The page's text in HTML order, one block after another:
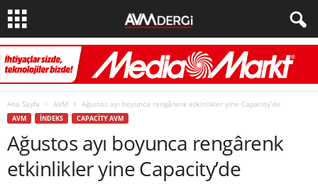
Ana Sayfa AVM Ağustos ayı boyunca rengârenk etkinlikler yine Capacity’de
AVM İNDEKS CAPACITY AVM
Ağustos ayı boyunca rengârenk
etkinlikler yine Capacity’de